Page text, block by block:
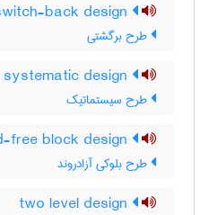
طرح برگشتی
طرح سیستماتیک
طرح بلوکی آزادروند